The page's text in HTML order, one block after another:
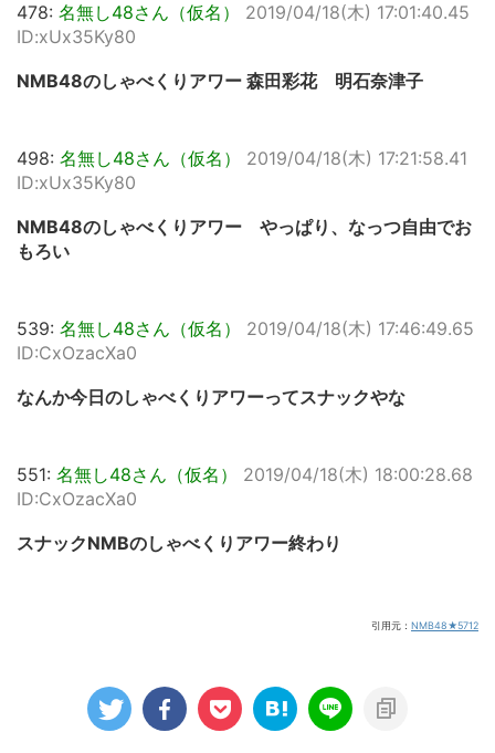
478: 名無し48さん（仮名）
2019/04/18(木) 17:01:40.45
ID:xUx35Ky80
NMB48のしゃべくりアワー 森田彩花 明石奈津子
498: 名無し48さん（仮名）
2019/04/18(木) 17:21:58.41
ID:xUx35Ky80
NMB48のしゃべくりアワー やっぱり、なっつ自由でお
もろい
539: 名無し48さん（仮名）
2019/04/18(木) 17:46:49.65
ID:CxOzacXa0
なんか今日のしゃべくりアワーってスナックやな
551: 名無し48さん（仮名）
2019/04/18(木) 18:00:28.68
ID:CxOzacXa0
スナックNMBのしゃべくりアワー終わり
引用元： NMB48★5712